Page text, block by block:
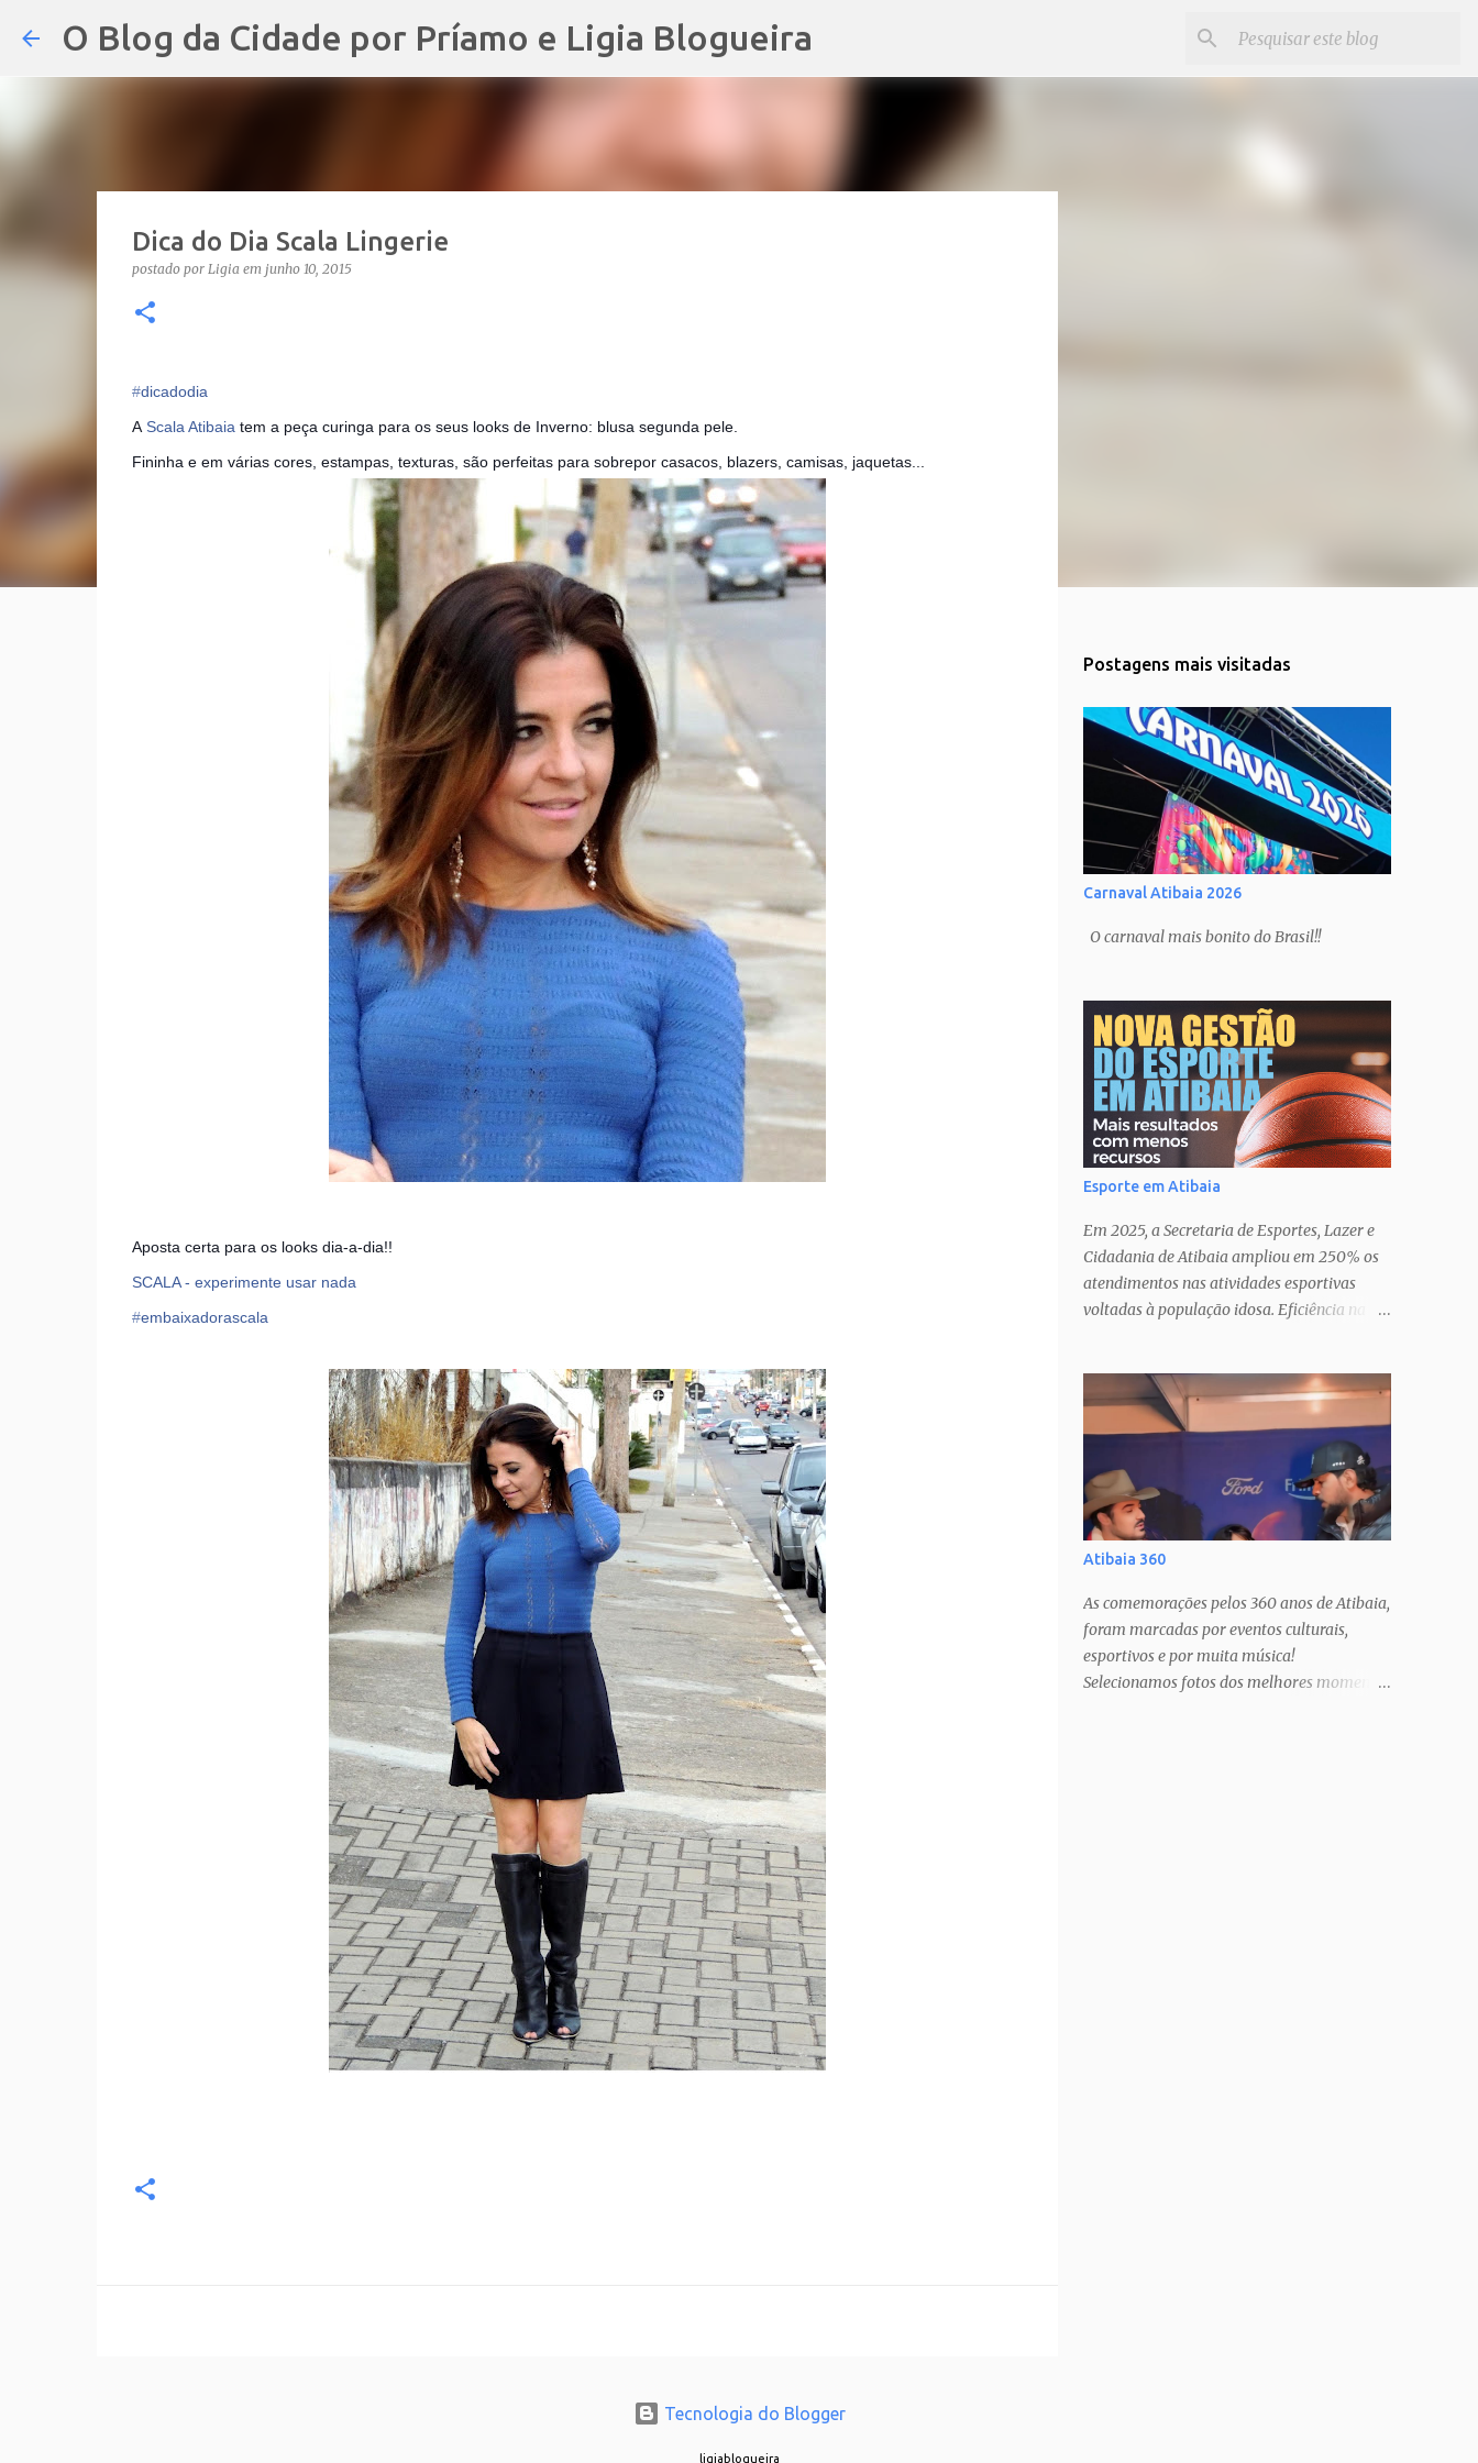
Pular para o conteúdo principal
O Blog da Cidade por Príamo e Ligia Blogueira
Dica do Dia Scala Lingerie
postado por Ligia em junho 10, 2015
‪#‎dicadodia‬
A Scala Atibaia tem a peça curinga para os seus looks de Inverno: blusa segunda pele.
Fininha e em várias cores, estampas, texturas, são perfeitas para sobrepor casacos, blazers, camisas, jaquetas...
Aposta certa para os looks dia-a-dia!!
SCALA - experimente usar nada
‪#‎embaixadorascala‬
Postagens mais visitadas
Carnaval Atibaia 2026
O carnaval mais bonito do Brasil!!
Esporte em Atibaia
Em 2025, a Secretaria de Esportes, Lazer e
Cidadania de Atibaia ampliou em 250% os
atendimentos nas atividades esportivas
voltadas à população idosa. Eficiência na
resultados. Uma atuação que fortalece o
esporte como política pública de inclusão,
saúde e cidadania em Atibaia.
Atibaia 360
As comemorações pelos 360 anos de Atibaia,
foram marcadas por eventos culturais,
esportivos e por muita música!
Selecionamos fotos dos melhores momentos
Tecnologia do Blogger
ligiablogueira